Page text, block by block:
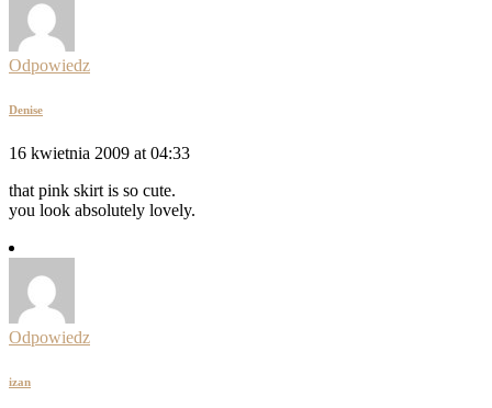
Odpowiedz
Denise
16 kwietnia 2009 at 04:33
that pink skirt is so cute.
you look absolutely lovely.
Odpowiedz
izan